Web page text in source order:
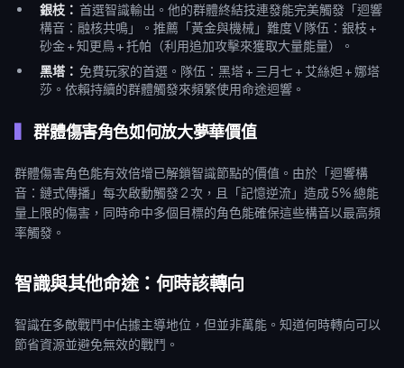
銀枝： 首選智識輸出。他的群體終結技連發能完美觸發「迴響
構音：融核共鳴」。推薦「黃金與機械」難度 V 隊伍：銀枝 +
砂金 + 知更鳥 + 托帕（利用追加攻擊來獲取大量能量）。
黑塔： 免費玩家的首選。隊伍：黑塔 + 三月七 + 艾絲妲 + 娜塔
莎。依賴持續的群體觸發來頻繁使用命途迴響。
群體傷害角色如何放大夢華價值
群體傷害角色能有效倍增已解鎖智識節點的價值。由於「迴響構
音：鏈式傳播」每次啟動觸發 2 次，且「記憶逆流」造成 5% 總能
量上限的傷害，同時命中多個目標的角色能確保這些構音以最高頻
率觸發。
智識與其他命途：何時該轉向
智識在多敵戰鬥中佔據主導地位，但並非萬能。知道何時轉向可以
節省資源並避免無效的戰鬥。